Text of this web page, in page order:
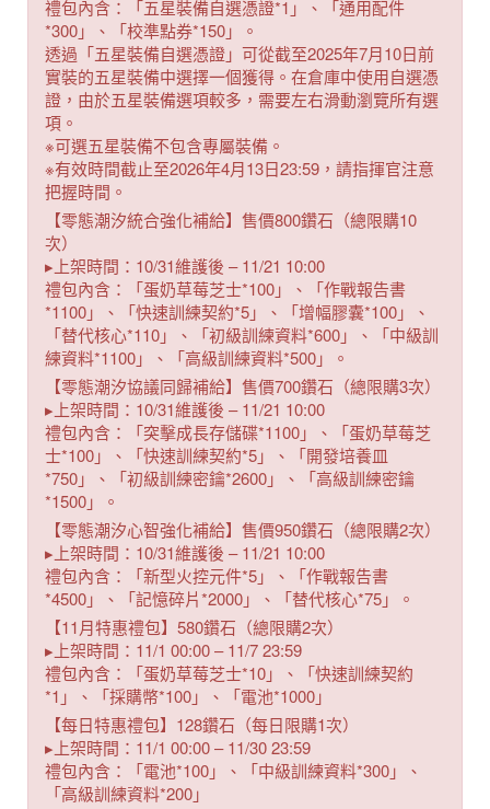
禮包內含：「五星裝備自選憑證*1」、「通用配件
*300」、「校準點券*150」。
透過「五星裝備自選憑證」可從截至2025年7月10日前
實裝的五星裝備中選擇一個獲得。在倉庫中使用自選憑
證，由於五星裝備選項較多，需要左右滑動瀏覽所有選
項。
※可選五星裝備不包含專屬裝備。
※有效時間截止至2026年4月13日23:59，請指揮官注意
把握時間。
【零態潮汐統合強化補給】售價800鑽石（總限購10
次）
▸上架時間：10/31維護後 – 11/21 10:00
禮包內含：「蛋奶草莓芝士*100」、「作戰報告書
*1100」、「快速訓練契約*5」、「增幅膠囊*100」、
「替代核心*110」、「初級訓練資料*600」、「中級訓
練資料*1100」、「高級訓練資料*500」。
【零態潮汐協議同歸補給】售價700鑽石（總限購3次）
▸上架時間：10/31維護後 – 11/21 10:00
禮包內含：「突擊成長存儲碟*1100」、「蛋奶草莓芝
士*100」、「快速訓練契約*5」、「開發培養皿
*750」、「初級訓練密鑰*2600」、「高級訓練密鑰
*1500」。
【零態潮汐心智強化補給】售價950鑽石（總限購2次）
▸上架時間：10/31維護後 – 11/21 10:00
禮包內含：「新型火控元件*5」、「作戰報告書
*4500」、「記憶碎片*2000」、「替代核心*75」。
【11月特惠禮包】580鑽石（總限購2次）
▸上架時間：11/1 00:00 – 11/7 23:59
禮包內含：「蛋奶草莓芝士*10」、「快速訓練契約
*1」、「採購幣*100」、「電池*1000」
【每日特惠禮包】128鑽石（每日限購1次）
▸上架時間：11/1 00:00 – 11/30 23:59
禮包內含：「電池*100」、「中級訓練資料*300」、
「高級訓練資料*200」